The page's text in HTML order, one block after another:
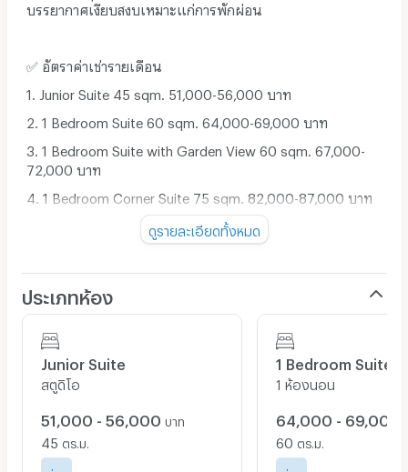
บรรยากาศเงียบสงบเหมาะแก่การพักผ่อน
✅ อัตราค่าเช่ารายเดือน
1. Junior Suite 45 sqm. 51,000-56,000 บาท
2. 1 Bedroom Suite 60 sqm. 64,000-69,000 บาท
3. 1 Bedroom Suite with Garden View 60 sqm. 67,000-
72,000 บาท
4. 1 Bedroom Corner Suite 75 sqm. 82,000-87,000 บาท
5. 2 Bedroom Suite 80 sqm. 129,000-139,000 บาท
🚘 ที่จอดรถยนต์
🛌 บริการทำความสะอาด 3 ครั้งต่ออาทิตย์และเปลี่ยนชุด
เครื่องนอน 2 ครั้งต่ออาทิตย์
☎️ สนใจสอบถามห้องพัก หรือ นัดหมายเข้าดูห้อง (จันทร์ - เสาร์
09.00 - 18.00)
ดูรายละเอียดทั้งหมด
ประเภทห้อง
Junior Suite
สตูดิโอ
51,000 - 56,000 บาท
45 ตร.ม.
1 Bedroom Suite
1 ห้องนอน
64,000 - 69,000
60 ตร.ม.